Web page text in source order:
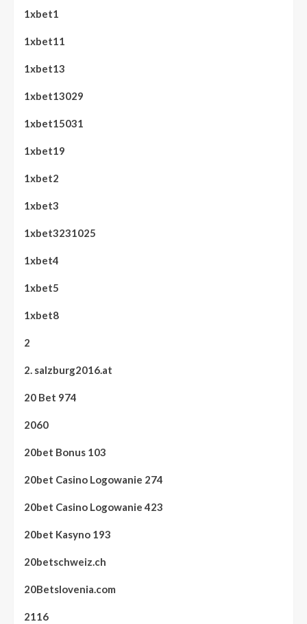
1xbet1
1xbet11
1xbet13
1xbet13029
1xbet15031
1xbet19
1xbet2
1xbet3
1xbet3231025
1xbet4
1xbet5
1xbet8
2
2. salzburg2016.at
20 Bet 974
2060
20bet Bonus 103
20bet Casino Logowanie 274
20bet Casino Logowanie 423
20bet Kasyno 193
20betschweiz.ch
20Betslovenia.com
2116